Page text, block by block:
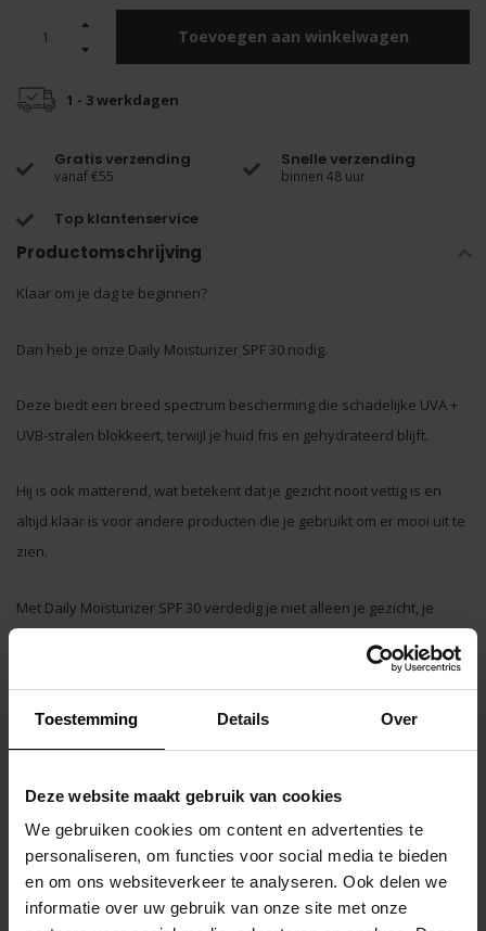
Toestemming Details Over
Deze website maakt gebruik van cookies
We gebruiken cookies om content en advertenties te
personaliseren, om functies voor social media te bieden
en om ons websiteverkeer te analyseren. Ook delen we
informatie over uw gebruik van onze site met onze
Toevoegen aan winkelwagen
1 - 3 werkdagen
Gratis verzending
vanaf €55
Snelle verzending
binnen 48 uur
Top klantenservice
Productomschrijving
Klaar om je dag te beginnen?
Dan heb je onze Daily Moisturizer SPF 30 nodig.
Deze biedt een breed spectrum bescherming die schadelijke UVA +
UVB-stralen blokkeert, terwijl je huid fris en gehydrateerd blijft.
Hij is ook matterend, wat betekent dat je gezicht nooit vettig is en
altijd klaar is voor andere producten die je gebruikt om er mooi uit te
zien.
Met Daily Moisturizer SPF 30 verdedig je niet alleen je gezicht, je
Niet-plakkerige, niet-vette, geurloze
Matterende formule vermindert huid- en hoofdhuidglans
Bereidt de huid voor op je hele routine
Veganistische, plantaardige huidvoeding en antioxidanten
Zuinig in gebruik
Hoe te gebruiken: